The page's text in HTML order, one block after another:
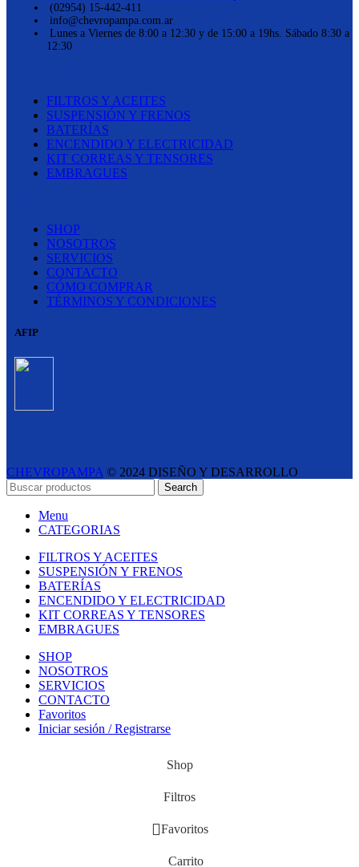
(02954) 15-442-411
info@chevropampa.com.ar
Lunes a Viernes de 8:00 a 12:30 y de 15:00 a 19hs. Sábado 8:30 a
12:30
FILTROS Y ACEITES
SUSPENSIÓN Y FRENOS
BATERÍAS
ENCENDIDO Y ELECTRICIDAD
KIT CORREAS Y TENSORES
EMBRAGUES
SHOP
NOSOTROS
SERVICIOS
CONTACTO
CÓMO COMPRAR
TÉRMINOS Y CONDICIONES
AFIP
CHEVROPAMPA © 2024 DISEÑO Y DESARROLLO
ESTUDIO LIPINA
- E-COMMERCE SOLUTIONS
Search
Menu
CATEGORIAS
FILTROS Y ACEITES
SUSPENSIÓN Y FRENOS
BATERÍAS
ENCENDIDO Y ELECTRICIDAD
KIT CORREAS Y TENSORES
EMBRAGUES
SHOP
NOSOTROS
SERVICIOS
CONTACTO
Favoritos
Iniciar sesión / Registrarse
Shop
Filtros
Favoritos
Carrito